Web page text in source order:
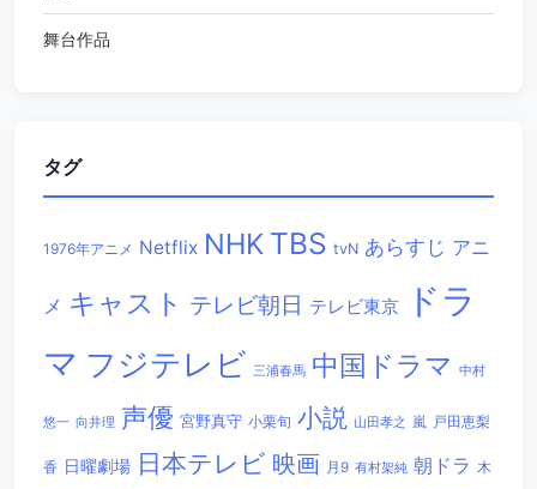
舞台作品
タグ
1976年アニメ Netflix NHK TBS tvN あらすじ アニ
メ キャスト テレビ朝日 テレビ東京
ドラ
マ フジテレビ 三浦春馬 中国ドラマ 中村
悠一 向井理 声優 宮野真守 小栗旬 小説 山田孝之 嵐 戸田恵梨
香 日曜劇場 日本テレビ 映画 月9 有村架純 朝ドラ 木